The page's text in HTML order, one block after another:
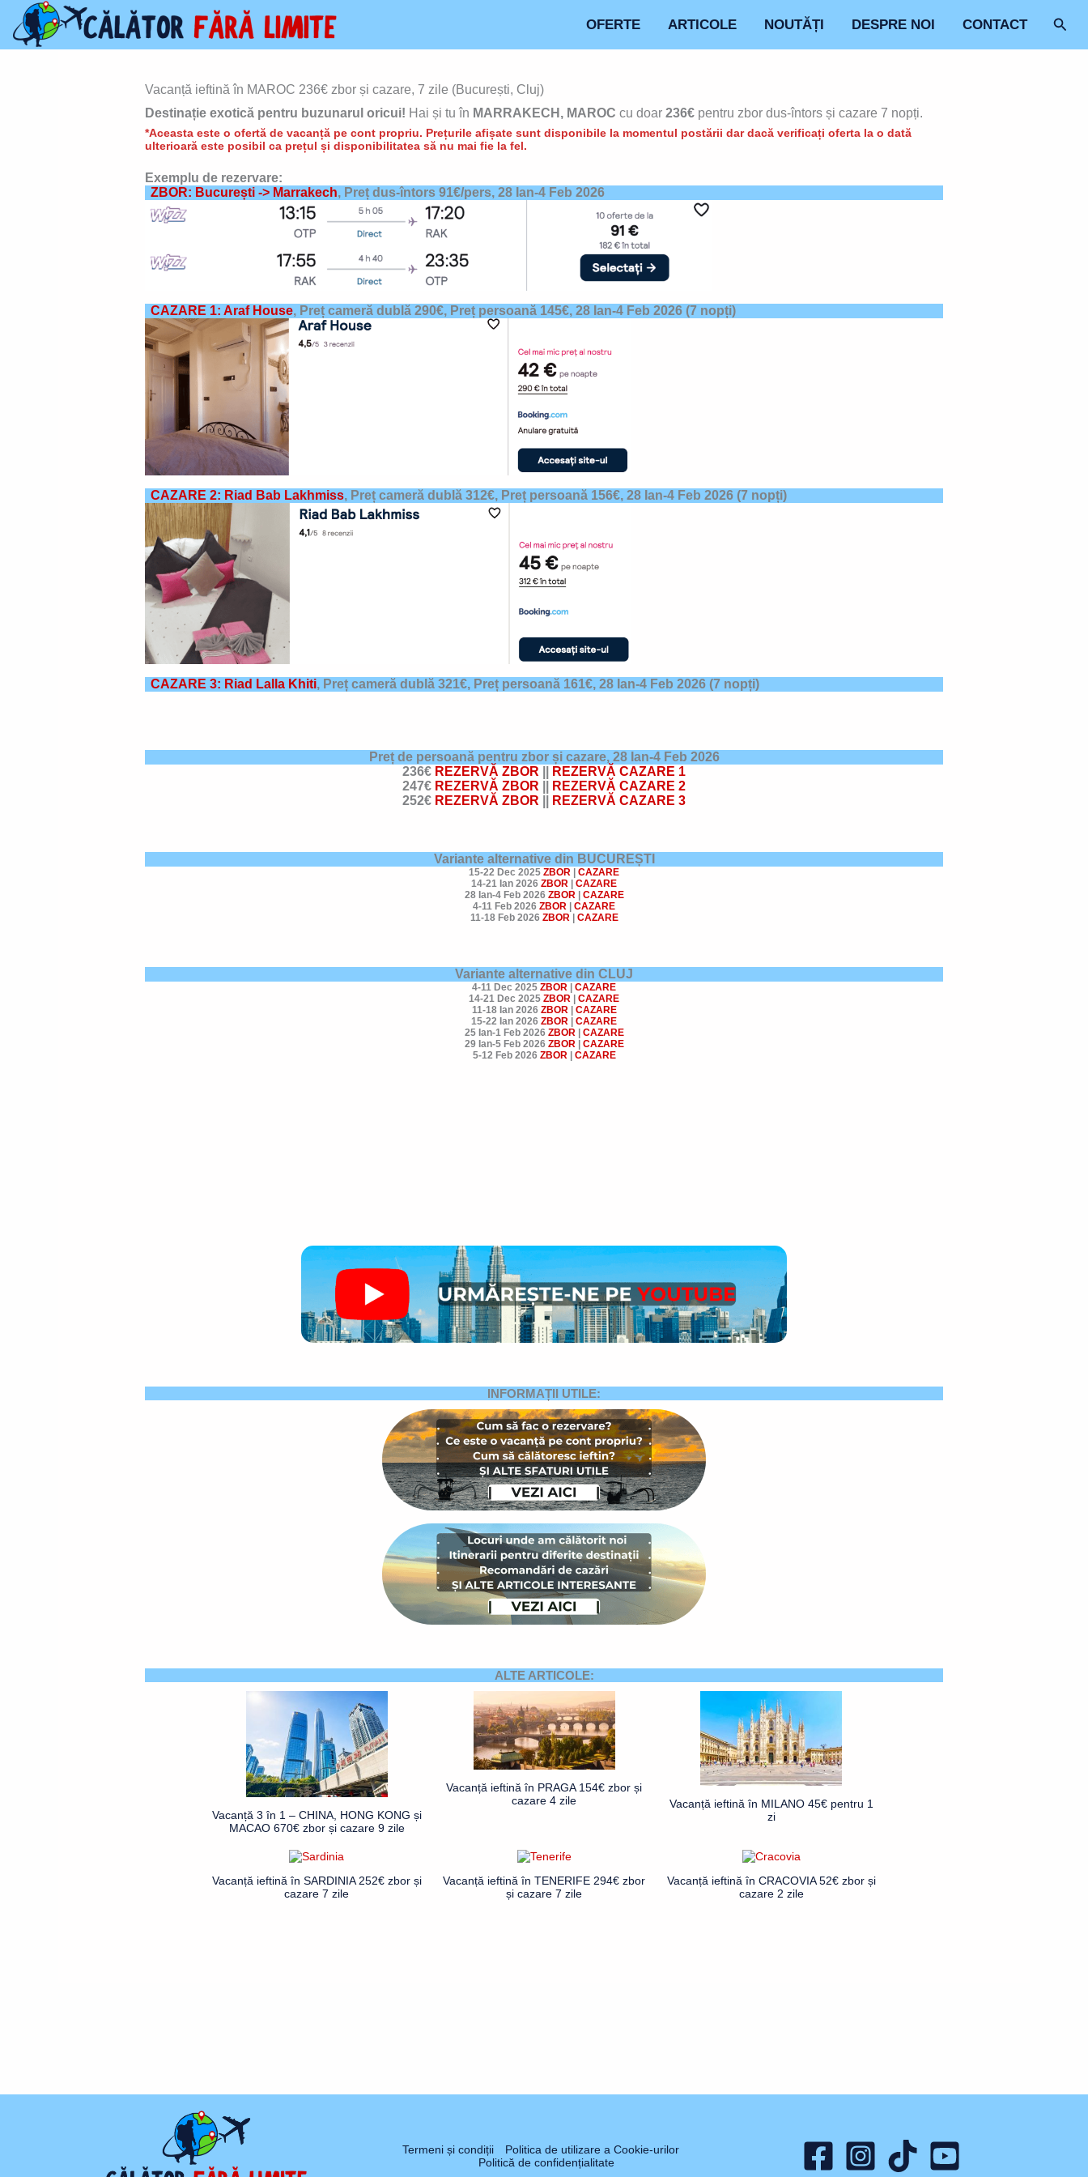
content
OFERTE ARTICOLE NOUTĂȚI DESPRE NOI CONTACT
Vacanță ieftină în MAROC 236€ zbor și cazare, 7 zile (București, Cluj)
Destinație exotică pentru buzunarul oricui! Hai și tu în MARRAKECH, MAROC cu doar 236€pentru zbor dus-întors și cazare 7 nopți.
*Aceasta este o ofertă de vacanță pe cont propriu. Prețurile afișate sunt disponibile la momentul postării dar dacă verificați oferta la o dată
ulterioară este posibil ca prețul și disponibilitatea să nu mai fie la fel.
Exemplu de rezervare:
ZBOR: București -> Marrakech, Preț dus-întors 91€/pers, 28 Ian-4 Feb 2026
CAZARE 1: Araf House, Preț cameră dublă 290€, Preț persoană 145€, 28 Ian-4 Feb 2026 (7 nopți)
CAZARE 2: Riad Bab Lakhmiss, Preț cameră dublă 312€, Preț persoană 156€, 28 Ian-4 Feb 2026 (7 nopți)
CAZARE 3: Riad Lalla Khiti, Preț cameră dublă 321€, Preț persoană 161€, 28 Ian-4 Feb 2026 (7 nopți)
Preț de persoană pentru zbor și cazare, 28 Ian-4 Feb 2026
236€ REZERVĂ ZBOR
REZERVĂ CAZARE 1
247€ REZERVĂ ZBOR
REZERVĂ CAZARE 2
252€ REZERVĂ ZBOR REZERVĂ CAZARE 3
Variante alternative din BUCUREȘTI
15-22 Dec 2025 ZBOR
CAZARE
14-21 Ian 2026 ZBOR
CAZARE
28 Ian-4 Feb 2026 ZBOR| CAZARE
4-11 Feb 2026 ZBOR
CAZARE
11-18 Feb 2026 ZBOR| CAZARE
Variante alternative din CLUJ
4-11 Dec 2025 ZBOR
CAZARE
14-21 Dec 2025 ZBOR
CAZARE
11-18 Ian 2026 ZBOR| CAZARE
15-22 Ian 2026 ZBOR
CAZARE
25 Ian-1 Feb 2026 ZBOR| CAZARE
29 Ian-5 Feb 2026 ZBOR| CAZARE
5-12 Feb 2026 ZBOR| CAZARE
INFORMAȚII UTILE:
ALTE ARTICOLE:
Vacanță 3 în 1 – CHINA, HONG KONG și
MACAO 670€ zbor și cazare 9 zile
Vacanță ieftină în PRAGA 154€ zbor și
cazare 4 zile
Vacanță ieftină în MILANO 45€ pentru 1
zi
Vacanță ieftină în SARDINIA 252€ zbor și
cazare 7 zile
Vacanță ieftină în TENERIFE 294€ zbor
și cazare 7 zile
Vacanță ieftină în CRACOVIA 52€ zbor și
cazare 2 zile
Termeni și condiții
Politica de utilizare a Cookie-urilor
Politică de confidențialitate